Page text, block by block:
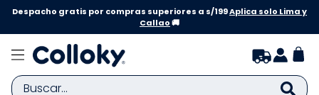
Despacho gratis por compras superiores a s/199Aplica solo Lima y
Callao🚚
Buscar...